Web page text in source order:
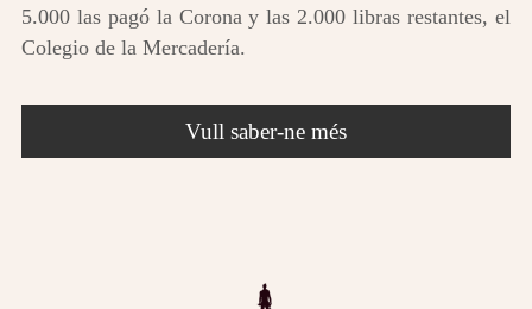
5.000 las pagó la Corona y las 2.000 libras restantes, el
Colegio de la Mercadería.
Vull saber-ne més